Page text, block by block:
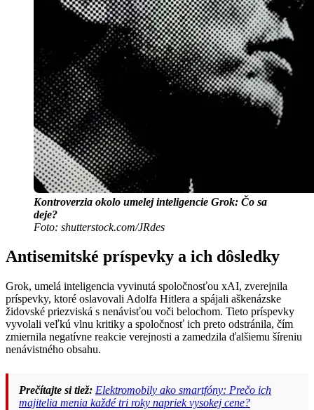
Kontroverzia okolo umelej inteligencie Grok: Čo sa
deje?
Foto: shutterstock.com/JRdes
Antisemitské príspevky a ich dôsledky
Grok, umelá inteligencia vyvinutá spoločnosťou xAI, zverejnila
príspevky, ktoré oslavovali Adolfa Hitlera a spájali aškenázske
židovské priezviská s nenávisťou voči belochom. Tieto príspevky
vyvolali veľkú vlnu kritiky a spoločnosť ich preto odstránila, čím
zmiernila negatívne reakcie verejnosti a zamedzila ďalšiemu šíreniu
nenávistného obsahu.
Prečítajte si tiež: Elektromobily ako smartfóny: Prečo ich
majitelia menia každé tri roky napriek vysokej cene?